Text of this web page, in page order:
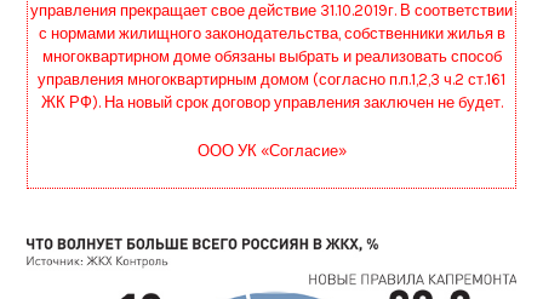
управления прекращает свое действие 31.10.2019г. В соответствии
с нормами жилищного законодательства, собственники жилья в
многоквартирном доме обязаны выбрать и реализовать способ
управления многоквартирным домом (согласно п.п.1,2,3 ч.2 ст.161
ЖК РФ). На новый срок договор управления заключен не будет.
ООО УК «Согласие»